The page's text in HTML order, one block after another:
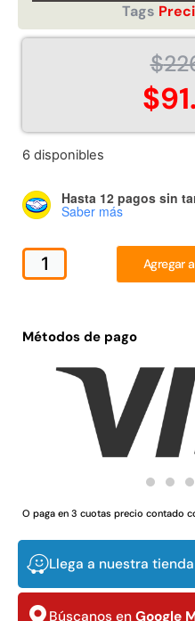
Tags
$
$
6 disponibles
Hasta 12 pagos sin
Saber más
Agregar
Métodos de pago
O paga en 3 cuotas precio contado
Llega a nuestra
Búscanos en Google
4.507.990
37%
Juego Modular 03
QplayGround
$5.987.128